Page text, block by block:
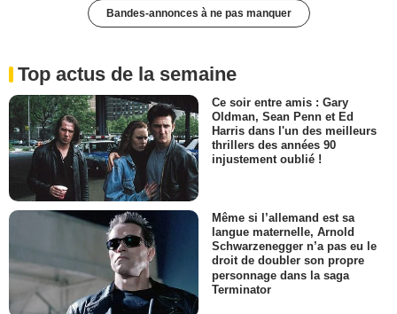
Bandes-annonces à ne pas manquer
Top actus de la semaine
Ce soir entre amis : Gary
Oldman, Sean Penn et Ed
Harris dans l'un des meilleurs
thrillers des années 90
injustement oublié !
Même si l’allemand est sa
langue maternelle, Arnold
Schwarzenegger n’a pas eu le
droit de doubler son propre
personnage dans la saga
Terminator